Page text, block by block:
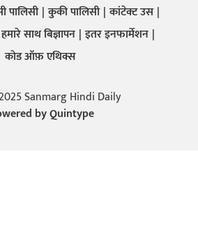
पालिसी कुकी पालिसी कांटेक्ट उस
हमारे साथ बिज्ञापन इतर इनफार्मेशन
कोड ऑफ़ एथिक्स
Sanmarg Hindi Daily
byQuintype